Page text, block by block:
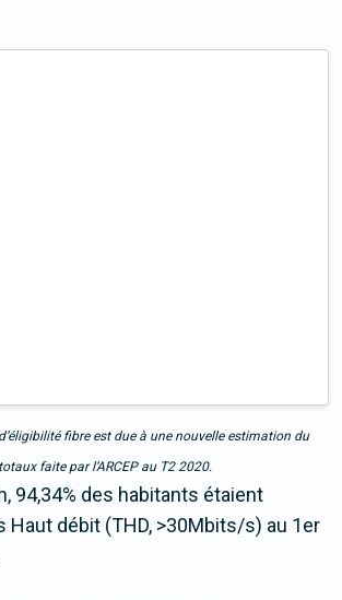
fibre est due à une nouvelle estimation du
faite par l’ARCEP au T2 2020.
94,34% des habitants étaient
Haut débit (THD, >30Mbits/s) au 1er